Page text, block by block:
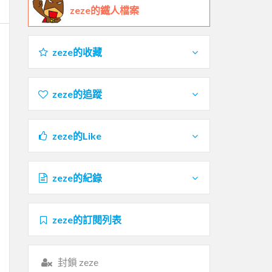
zeze的鐵人檔案
zeze的收藏
zeze的追蹤
zeze的Like
zeze的紀錄
zeze的訂閱列表
封鎖 zeze